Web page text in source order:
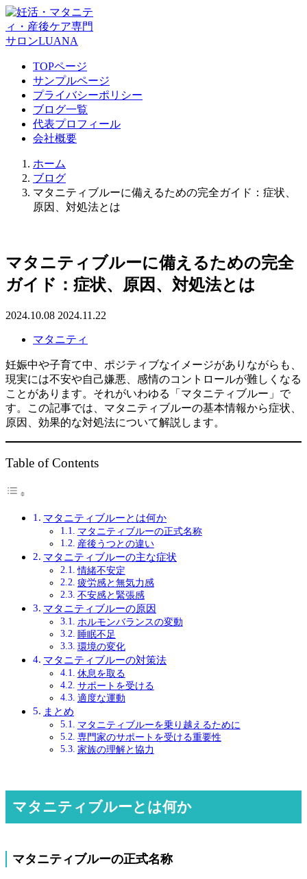
TOPページ
サンプルページ
プライバシーポリシー
ブログ一覧
代表プロフィール
会社概要
ホーム
ブログ
マタニティブルーに備えるための完全ガイド：症状、
原因、対処法とは
マタニティブルーに備えるための完全
ガイド：症状、原因、対処法とは
2024.10.08 2024.11.22
マタニティ
妊娠中や子育て中、ポジティブなイメージがありながらも、
現実には不安や自己嫌悪、感情のコントロールが難しくなる
ことがあります。それがいわゆる「マタニティブルー」で
す。この記事では、マタニティブルーの基本情報から症状、
原因、効果的な対処法について解説します。
Table of Contents
マタニティブルーとは何か
マタニティブルーの正式名称
産後うつとの違い
マタニティブルーの主な症状
情緒不安定
疲労感と無気力感
不安感と緊張感
マタニティブルーの原因
ホルモンバランスの変動
睡眠不足
環境の変化
マタニティブルーの対策法
休息を取る
サポートを受ける
適度な運動
まとめ
マタニティブルーを乗り越えるために
専門家のサポートを受ける重要性
家族の理解と協力
マタニティブルーとは何か
マタニティブルーの正式名称